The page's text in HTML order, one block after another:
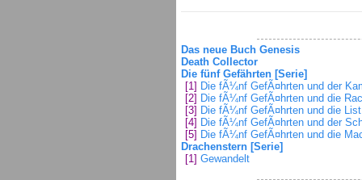
Das neue Buch Genesis
Death Collector
Die fünf Gefährten [Serie]
[1] Die fÃ¼nf GefÃ¤hrten und der
[2] Die fÃ¼nf GefÃ¤hrten und die
[3] Die fÃ¼nf GefÃ¤hrten und die
[4] Die fÃ¼nf GefÃ¤hrten und der
[5] Die fÃ¼nf GefÃ¤hrten und die
Drachenstern [Serie]
[1] Gewandelt